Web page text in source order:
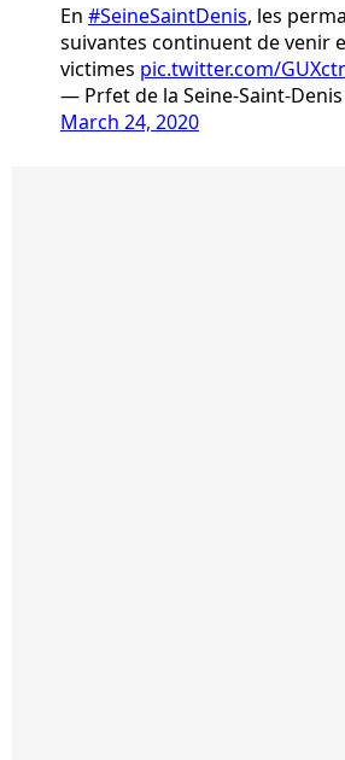
En #SeineSaintDenis, les
suivantes continuent de venir
victimes pic.twitter.com/
— Prfet de la Seine-Saint-
March 24, 2020